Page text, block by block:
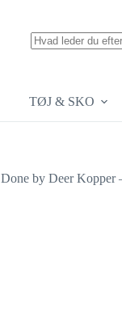
TØJ & SKO
Done by Deer Kopper